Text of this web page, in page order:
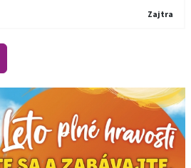
Zajtra